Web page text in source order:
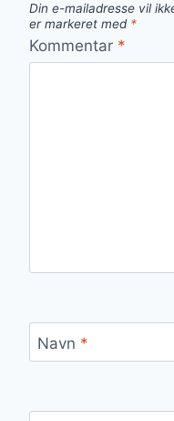
Din e-mailadresse vil
er markeret med *
Kommentar *
Navn *